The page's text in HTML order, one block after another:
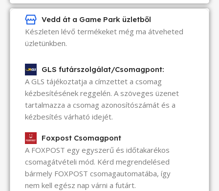
Vedd át a Game Park üzletből
Készleten lévő termékeket még ma átveheted
üzletünkben.
GLS futárszolgálat/Csomagpont:
A GLS tájékoztatja a címzettet a csomag
kézbesítésének reggelén. A szöveges üzenet
tartalmazza a csomag azonosítószámát és a
kézbesítés várható idejét.
Foxpost Csomagpont
A FOXPOST egy egyszerű és időtakarékos
csomagátvételi mód. Kérd megrendelésed
bármely FOXPOST csomagautomatába, így
nem kell egész nap várni a futárt.